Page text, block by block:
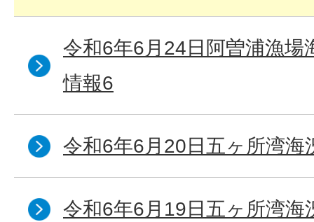
令和6年6月24日阿曽浦漁場
情報6
令和6年6月20日五ヶ所湾海
令和6年6月19日五ヶ所湾海